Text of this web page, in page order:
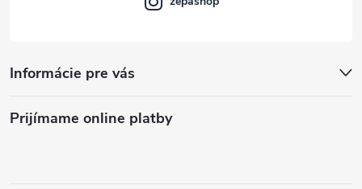
Informácie pre vás
Prijímame online platby